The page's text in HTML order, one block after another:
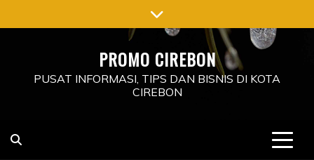
to
PROMO CIREBON
PUSAT INFORMASI, TIPS DAN BISNIS DI KOTA
CIREBON